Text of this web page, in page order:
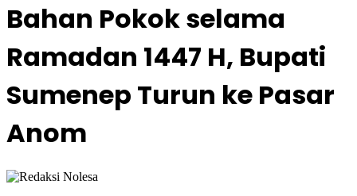
Bahan Pokok selama
Ramadan 1447 H, Bupati
Sumenep Turun ke Pasar
Anom